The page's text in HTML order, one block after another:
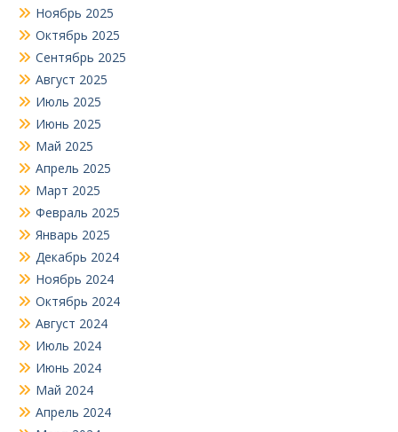
Ноябрь 2025
Октябрь 2025
Сентябрь 2025
Август 2025
Июль 2025
Июнь 2025
Май 2025
Апрель 2025
Март 2025
Февраль 2025
Январь 2025
Декабрь 2024
Ноябрь 2024
Октябрь 2024
Август 2024
Июль 2024
Июнь 2024
Май 2024
Апрель 2024